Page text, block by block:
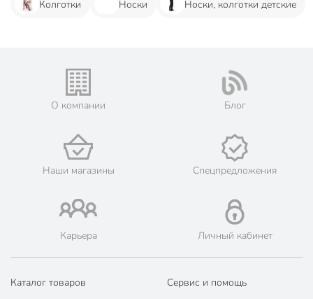
Колготки Носки Носки, колготки детские
О компании Блог
Наши магазины Спецпредложения
Карьера Личный кабинет
Каталог товаров Сервис и помощь